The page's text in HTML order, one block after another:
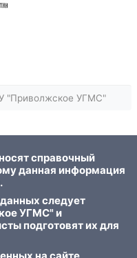
"Приволжское УГМС"
справочный
данная информация
следует
УГМС" и
подготовят их для